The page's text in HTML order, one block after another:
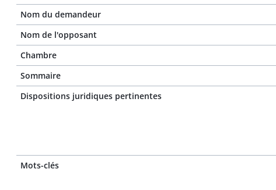
Nom du demandeur
Nom de l'opposant
Chambre
Sommaire
Dispositions juridiques pertinentes
Mots-clés